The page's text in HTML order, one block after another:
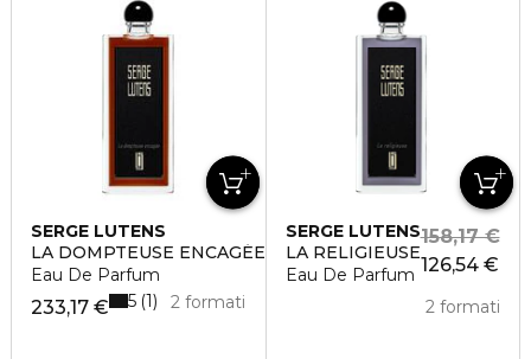
SERGE LUTENS
LA DOMPTEUSE ENCAGÉE
Eau De Parfum
233,17 € 2 formati
5 1
SERGE LUTENS
LA RELIGIEUSE
Eau De Parfum 126,54 €
158,17 €
2 formati